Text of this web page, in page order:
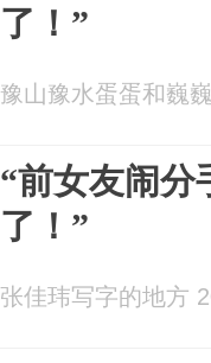
了！”
豫山豫水蛋蛋和巍
“前女友闹分
了！”
张佳玮写字的地方